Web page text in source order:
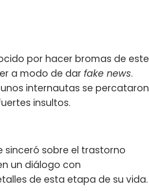
por hacer bromas de este
a modo de dar fake news.
internautas se percataron
insultos.
sinceró sobre el trastorno
un diálogo con
de esta etapa de su vida.